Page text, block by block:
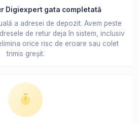
Digiexpert gata completată
a adresei de depozit. Avem peste
de retur deja în sistem, inclusiv
orice risc de eroare sau colet
trimis greșit.